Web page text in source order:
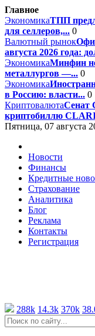
Главное
ЭкономикаТПП
для селлеров,... 0
Валютный рынок
августа 2026 года:
ЭкономикаМинфин
металлургов —... 0
Экономика
в Россию: власти... 0
КриптовалютаСенат
криптобиллю
Пятница, 07 августа
Новости
Финансы
Кредитные
Страхование
Аналитика
Блог
Реклама
Контакты
Регистрация
288k 14.3k 370k